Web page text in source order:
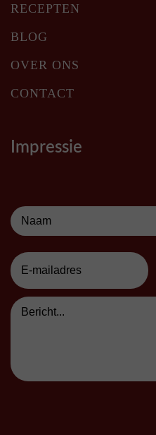
RECEPTEN
BLOG
OVER ONS
CONTACT
Impressie